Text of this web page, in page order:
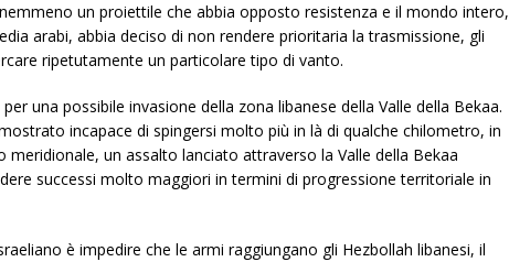
un proiettile che abbia opposto resistenza e il mondo intero,
arabi, abbia deciso di non rendere prioritaria la trasmissione, gli
ripetutamente un particolare tipo di vanto.
una possibile invasione della zona libanese della Valle della Bekaa.
incapace di spingersi molto più in là di qualche chilometro, in
meridionale, un assalto lanciato attraverso la Valle della Bekaa
successi molto maggiori in termini di progressione territoriale in
è impedire che le armi raggiungano gli Hezbollah libanesi, il